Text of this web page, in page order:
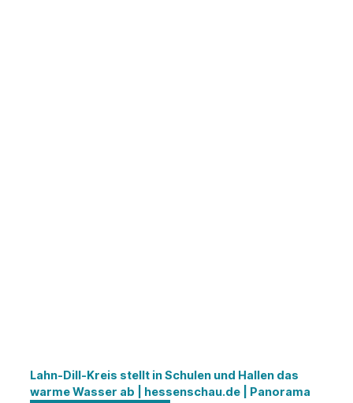
Lahn-Dill-Kreis stellt in Schulen und Hallen das
warme Wasser ab | hessenschau.de | Panorama